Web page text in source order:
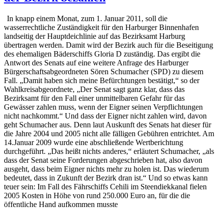
In knapp einem Monat, zum 1. Januar 2011, soll die
wasserrechtliche Zuständigkeit für den Harburger Binnenhafen
landseitig der Hauptdeichlinie auf das Bezirksamt Harburg
übertragen werden. Damit wird der Bezirk auch für die Beseitigung
des ehemaligen Bäderschiffs Gloria D zuständig. Das ergibt die
Antwort des Senats auf eine weitere Anfrage des Harburger
Bürgerschaftsabgeordneten Sören Schumacher (SPD) zu diesem
Fall. „Damit haben sich meine Befürchtungen bestätigt,“ so der
Wahlkreisabgeordnete, „Der Senat sagt ganz klar, dass das
Bezirksamt für den Fall einer unmittelbaren Gefahr für das
Gewässer zahlen muss, wenn der Eigner seinen Verpflichtungen
nicht nachkommt.“ Und dass der Eigner nicht zahlen wird, davon
geht Schumacher aus. Denn laut Auskunft des Senats hat dieser für
die Jahre 2004 und 2005 nicht alle fälligen Gebühren entrichtet. Am
14.Januar 2009 wurde eine abschließende Wertberichtung
durchgeführt. „Das heißt nichts anderes,“ erläutert Schumacher, „als
dass der Senat seine Forderungen abgeschrieben hat, also davon
ausgeht, dass beim Eigner nichts mehr zu holen ist. Das wiederum
bedeutet, dass in Zukunft der Bezirk dran ist.“ Und so etwas kann
teuer sein: Im Fall des Fährschiffs Cehili im Steendiekkanal fielen
2005 Kosten in Höhe von rund 250.000 Euro an, für die die
öffentliche Hand aufkommen musste